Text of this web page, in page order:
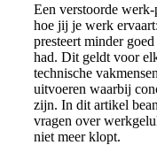
Een verstoorde
hoe jij je werk
presteert minder
had. Dit geldt voor
technische
uitvoeren waarbij
zijn. In dit artikel
vragen over
niet meer klopt.